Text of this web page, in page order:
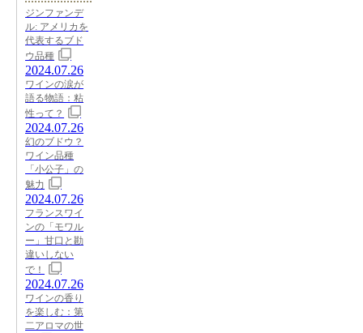
ジンファンデ
ル: アメリカを
代表するブド
ウ品種
2024.07.26
ワインの涙が
語る物語：粘
性って？
2024.07.26
幻のブドウ？
ワイン品種
「小公子」の
魅力
2024.07.26
フランスワイ
ンの「モワル
ー」甘口と勘
違いしない
で！
2024.07.26
ワインの香り
を楽しむ：第
二アロマの世